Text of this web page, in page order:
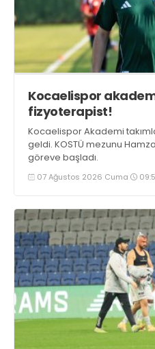
Kocaelispor
fizyoterapist!
Kocaelispor Akademi
geldi. KOSTÜ mezunu
göreve başladı.
07 Ağustos 2026 Cuma